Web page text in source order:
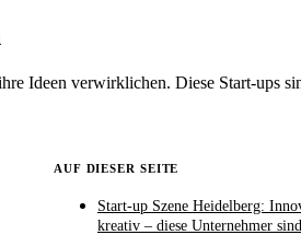
Ideen verwirklichen. Diese Start-ups
AUF DIESER SEITE
Start-up Szene Heidelberg:
kreativ – diese Unternehmer